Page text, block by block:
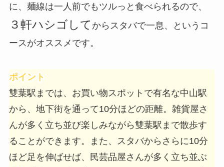
に、 麺線は一人前でもツルっと食べられるので、
３軒ハシゴして からスタバで一息、というコ
ースがオススメです。
ポイント
雙葉駅までは、お買い物スポットで有名な中山駅
から 、 地下街を通って10分ほどの距離。雑貨屋さ
んが多く立ち並び楽しみながら雙葉駅まで散歩す
ることができます。また、
スタバからさらに10分
ほど足を伸ばせば、民芸品屋さんが多く立ち並ぶ